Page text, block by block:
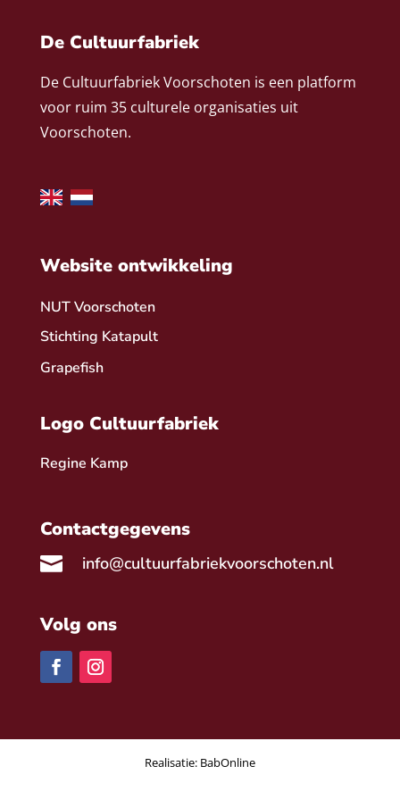
De Cultuurfabriek
De Cultuurfabriek Voorschoten is een platform
voor ruim 35 culturele organisaties uit
Voorschoten.
Website ontwikkeling
NUT Voorschoten
Stichting Katapult
Grapefish
Logo Cultuurfabriek
Regine Kamp
Contactgegevens
 info@cultuurfabriekvoorschoten.nl
Volg ons
Realisatie: BabOnline